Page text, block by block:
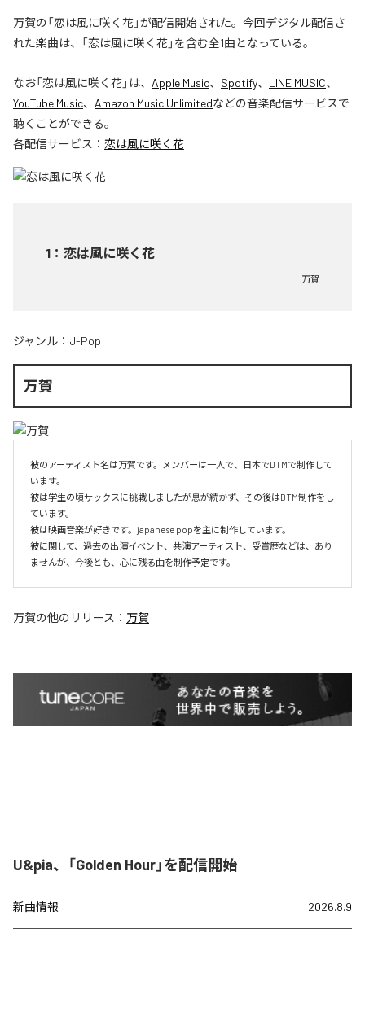
万賀の「恋は風に咲く花」が配信開始された。今回デジタル配信さ
れた楽曲は、「恋は風に咲く花」を含む全1曲となっている。
なお「恋は風に咲く花」は、 Apple Music、 Spotify、 LINE MUSIC、
YouTube Music、 Amazon Music Unlimitedなどの音楽配信サービスで
聴くことができる。
各配信サービス： 恋は風に咲く花
1 ： 恋は風に咲く花
万賀
ジャンル： J-Pop
万賀
彼のアーティスト名は万賀です。メンバーは一人で、日本でDTMで制作して
います。
彼は学生の頃サックスに挑戦しましたが息が続かず、その後はDTM制作をし
ています。
彼は映画音楽が好きです。japanese popを主に制作しています。
彼に関して、過去の出演イベント、共演アーティスト、受賞歴などは、あり
ませんが、今後とも、心に残る曲を制作予定です。
万賀の他のリリース： 万賀
U&pia、「Golden Hour」を配信開始
新曲情報 2026.8.9